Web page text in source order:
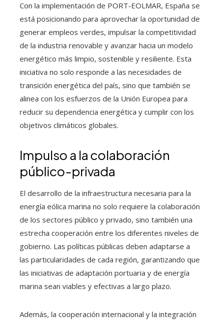
Con la implementación de PORT-EOLMAR, España se
está posicionando para aprovechar la oportunidad de
generar empleos verdes, impulsar la competitividad
de la industria renovable y avanzar hacia un modelo
energético más limpio, sostenible y resiliente. Esta
iniciativa no solo responde a las necesidades de
transición energética del país, sino que también se
alinea con los esfuerzos de la Unión Europea para
reducir su dependencia energética y cumplir con los
objetivos climáticos globales.
Impulso a la colaboración
público-privada
El desarrollo de la infraestructura necesaria para la
energía eólica marina no solo requiere la colaboración
de los sectores público y privado, sino también una
estrecha cooperación entre los diferentes niveles de
gobierno. Las políticas públicas deben adaptarse a
las particularidades de cada región, garantizando que
las iniciativas de adaptación portuaria y de energía
marina sean viables y efectivas a largo plazo.
Además, la cooperación internacional y la integración